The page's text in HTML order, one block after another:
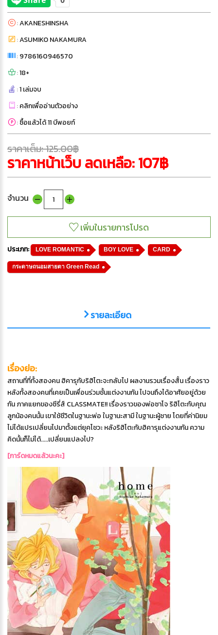
:AKANESHINSHA
:ASUMIKO NAKAMURA
:9786160946570
:18+
:1 เล่มจบ
:คลิกเพื่ออ่านตัวอย่าง
:ซื้อแล้วได้ 11 บีพอยท์
ราคาเต็ม: 125.00฿
ราคาหน้าเว็บ ลดเหลือ: 107฿
จำนวน
ประเภท: LOVE ROMANTIC BOY LOVE CARD
กระดาษถนอมสายตา Green Read
รายละเอียด
เรื่องย่อ:
สถานที่ที่ทั้งสองคน ฮิคารุกับริฮิโตะจะกลับไป ผลงานรวมเรื่องสั้น เรื่องราว
หลังทั้งสองคนที่เคยเป็นเพื่อนร่วมชั้นแต่งงานกัน ไปจนถึงได้อาศัยอยู่ด้วย
กัน ภาคแยกของซีรี่ส์ CLASSMATE!! เรื่องราวของพ่อซาโจ ริฮิโตะกับคุณ
ลูกน้องคนนั้น เขาใช้ชีวิตในฐานะพ่อ ในฐานะสามี ในฐานะผู้ชาย โดยที่ค่านิยม
ไม่ได้แปรเปลี่ยนไปมาตั้งแต่ยุคโชวะ หลังริฮิโตะกับฮิคารุแต่งงานกัน ความ
คิดนั้นก็ไม่ได้.....เปลี่ยนแปลงไป?
[การ์ดหมดแล้วนะคะ]